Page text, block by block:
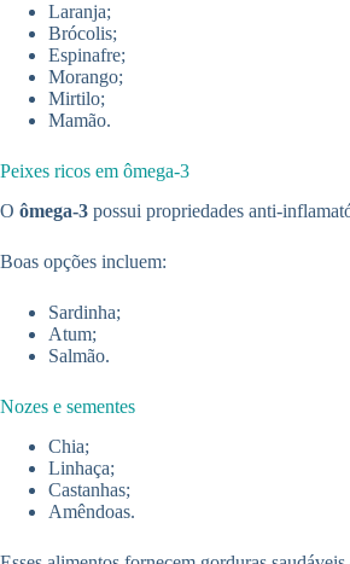
Laranja;
Brócolis;
Espinafre;
Morango;
Mirtilo;
Mamão.
Peixes ricos em ômega-3
O ômega-3 possui propriedades anti-
Boas opções incluem:
Sardinha;
Atum;
Salmão.
Nozes e sementes
Chia;
Linhaça;
Castanhas;
Amêndoas.